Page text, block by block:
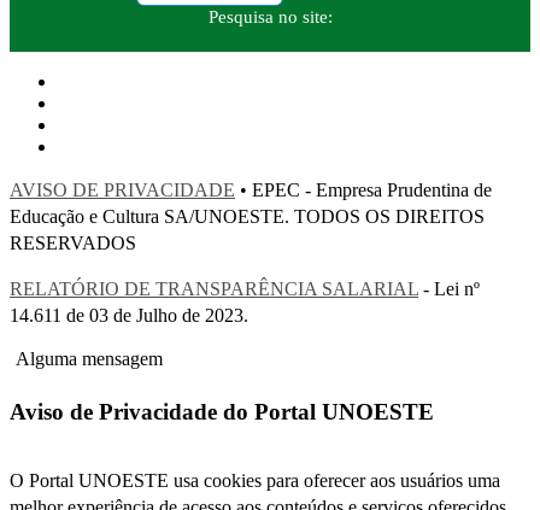
Pesquisa no site:
AVISO DE PRIVACIDADE • EPEC - Empresa Prudentina de
Educação e Cultura SA/UNOESTE. TODOS OS DIREITOS
RESERVADOS
RELATÓRIO DE TRANSPARÊNCIA SALARIAL - Lei nº
14.611 de 03 de Julho de 2023.
Alguma mensagem
Aviso de Privacidade do Portal UNOESTE
O Portal UNOESTE usa cookies para oferecer aos usuários uma